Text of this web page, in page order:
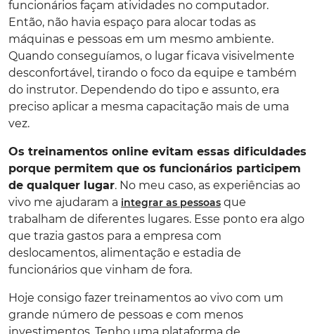
funcionários façam atividades no computador.
Então, não havia espaço para alocar todas as
máquinas e pessoas em um mesmo ambiente.
Quando conseguíamos, o lugar ficava visivelmente
desconfortável, tirando o foco da equipe e também
do instrutor. Dependendo do tipo e assunto, era
preciso aplicar a mesma capacitação mais de uma
vez.
Os treinamentos online evitam essas dificuldades
porque permitem que os funcionários participem
de qualquer lugar. No meu caso, as experiências ao
vivo me ajudaram a integrar as pessoas que
trabalham de diferentes lugares. Esse ponto era algo
que trazia gastos para a empresa com
deslocamentos, alimentação e estadia de
funcionários que vinham de fora.
Hoje consigo fazer treinamentos ao vivo com um
grande número de pessoas e com menos
investimentos. Tenho uma plataforma de